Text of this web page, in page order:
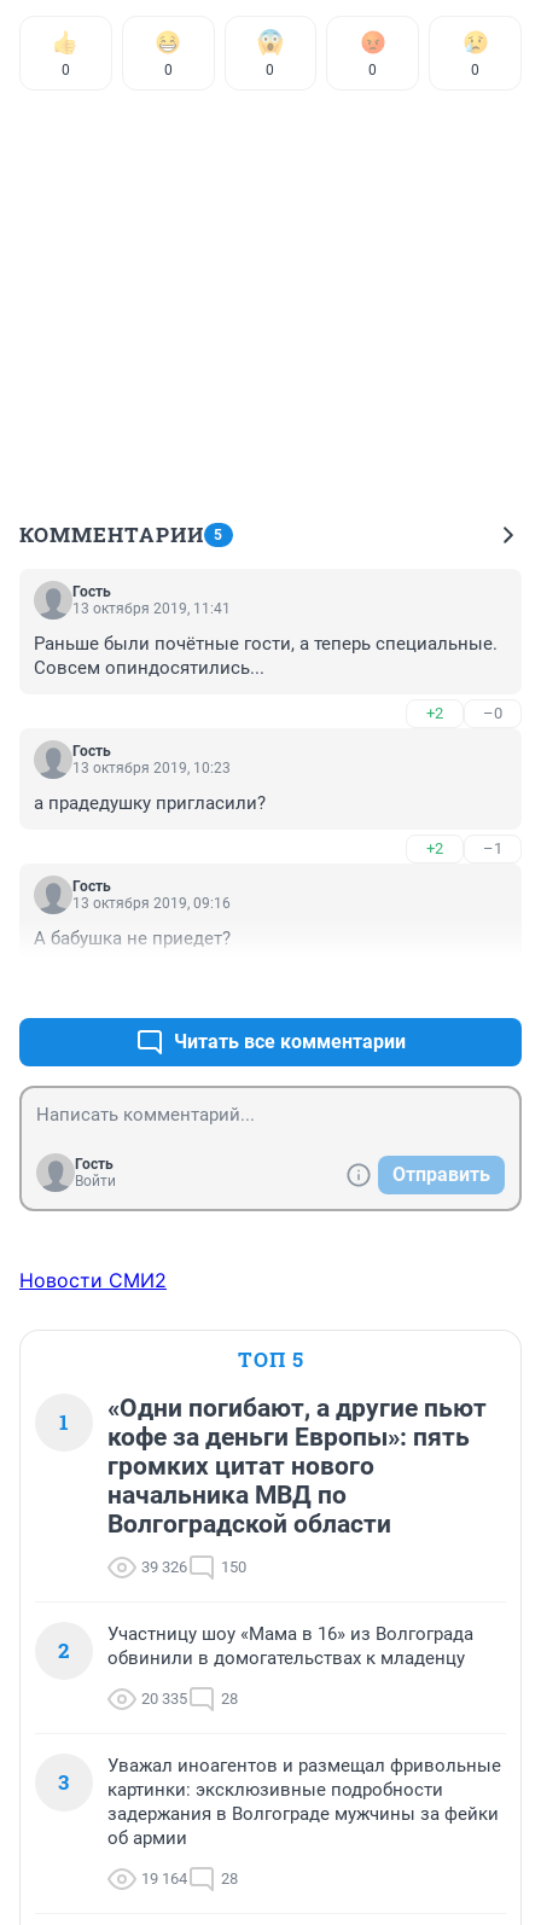
0 0 0 0 0
КОММЕНТАРИИ 5
Гость
13 октября 2019, 11:41
Раньше были почётные гости, а теперь специальные.
Совсем опиндосятились...
+2 –0
Гость
13 октября 2019, 10:23
а прадедушку пригласили?
+2 –1
Гость
13 октября 2019, 09:16
А бабушка не приедет?
Читать все комментарии
Гость
Войти
Отправить
Новости СМИ2
ТОП 5
1
«Одни погибают, а другие пьют
кофе за деньги Европы»: пять
громких цитат нового
начальника МВД по
Волгоградской области
39 326 150
2
Участницу шоу «Мама в 16» из Волгограда
обвинили в домогательствах к младенцу
20 335 28
3
Уважал иноагентов и размещал фривольные
картинки: эксклюзивные подробности
задержания в Волгограде мужчины за фейки
об армии
19 164 28